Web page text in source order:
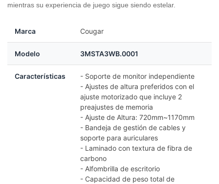
mientras su experiencia de juego sigue siendo estelar.
Marca Cougar
Modelo 3MSTA3WB.0001
Características
- Soporte de monitor independiente
- Ajustes de altura preferidos con el
ajuste motorizado que incluye 2
preajustes de memoria
- Ajuste de Altura: 720mm~1170mm
- Bandeja de gestión de cables y
soporte para auriculares
- Laminado con textura de fibra de
carbono
- Alfombrilla de escritorio
- Capacidad de peso total de